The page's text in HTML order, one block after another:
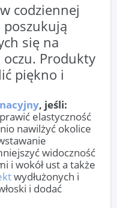
codziennej
się na
Produkty
piękno i
, jeśli:
elastyczność
nawilżyć okolice
widoczność
i wokół ust a także
wydłużonych i
i dodać